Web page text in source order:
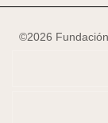
©2026